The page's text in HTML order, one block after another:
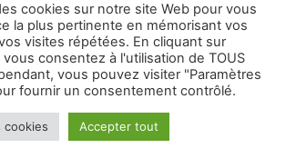
cookies sur notre site Web pour vous
la plus pertinente en mémorisant vos
visites répétées. En cliquant sur
consentez à l'utilisation de TOUS
vous pouvez visiter "Paramètres
fournir un consentement contrôlé.
cookies Accepter tout